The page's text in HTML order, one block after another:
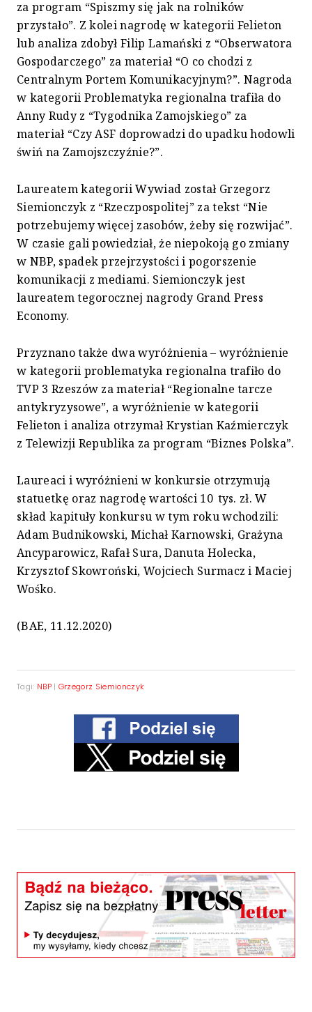
za program “Spiszmy się jak na rolników
przystało”. Z kolei nagrodę w kategorii Felieton
lub analiza zdobył Filip Lamański z “Obserwatora
Gospodarczego” za materiał “O co chodzi z
Centralnym Portem Komunikacyjnym?”. Nagroda
w kategorii Problematyka regionalna trafiła do
Anny Rudy z “Tygodnika Zamojskiego” za
materiał “Czy ASF doprowadzi do upadku hodowli
świń na Zamojszczyźnie?”.
Laureatem kategorii Wywiad został Grzegorz
Siemionczyk z “Rzeczpospolitej” za tekst “Nie
potrzebujemy więcej zasobów, żeby się rozwijać”.
W czasie gali powiedział, że niepokoją go zmiany
w NBP, spadek przejrzystości i pogorszenie
komunikacji z mediami. Siemionczyk jest
laureatem tegorocznej nagrody Grand Press
Economy.
Przyznano także dwa wyróżnienia – wyróżnienie
w kategorii problematyka regionalna trafiło do
TVP 3 Rzeszów za materiał “Regionalne tarcze
antykryzysowe”, a wyróżnienie w kategorii
Felieton i analiza otrzymał Krystian Kaźmierczyk
z Telewizji Republika za program “Biznes Polska”.
Laureaci i wyróżnieni w konkursie otrzymują
statuetkę oraz nagrodę wartości 10 tys. zł. W
skład kapituły konkursu w tym roku wchodzili:
Adam Budnikowski, Michał Karnowski, Grażyna
Ancyparowicz, Rafał Sura, Danuta Holecka,
Krzysztof Skowroński, Wojciech Surmacz i Maciej
Wośko.
(BAE, 11.12.2020)
Tagi: NBP| Grzegorz Siemionczyk